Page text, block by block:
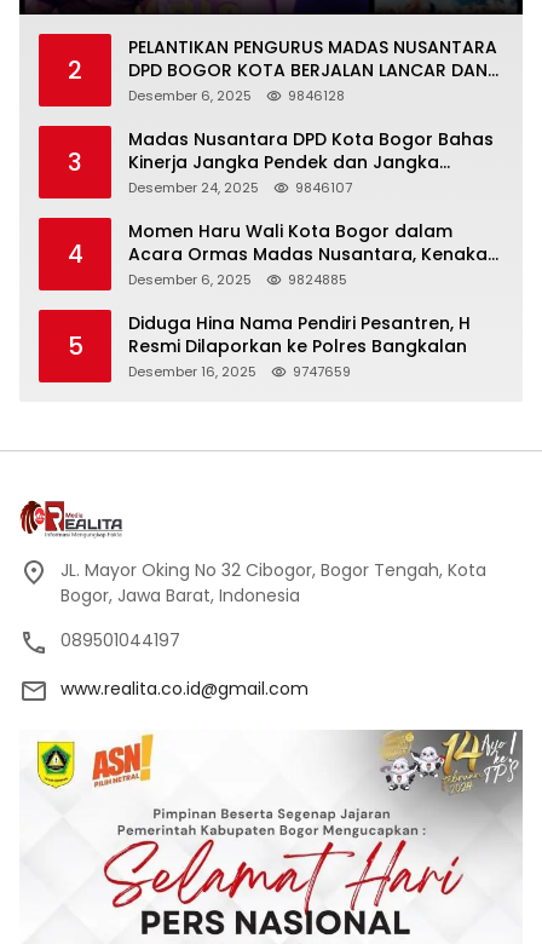
2
PELANTIKAN PENGURUS MADAS NUSANTARA
DPD BOGOR KOTA BERJALAN LANCAR DAN
KHIDMAT
Desember 6, 2025 9846128
3
Madas Nusantara DPD Kota Bogor Bahas
Kinerja Jangka Pendek dan Jangka
Panjang
Desember 24, 2025 9846107
4
Momen Haru Wali Kota Bogor dalam
Acara Ormas Madas Nusantara, Kenakan
Peci Hitam Tinggi sebagai Simbol
Desember 6, 2025 9824885
5
Diduga Hina Nama Pendiri Pesantren, H
Resmi Dilaporkan ke Polres Bangkalan
Desember 16, 2025 9747659
JL. Mayor Oking No 32 Cibogor, Bogor Tengah, Kota
Bogor, Jawa Barat, Indonesia
089501044197
www.realita.co.id@gmail.com